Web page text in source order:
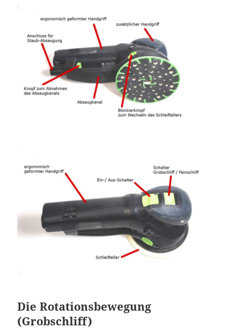
Die Rotationsbewegung
(Grobschliff)